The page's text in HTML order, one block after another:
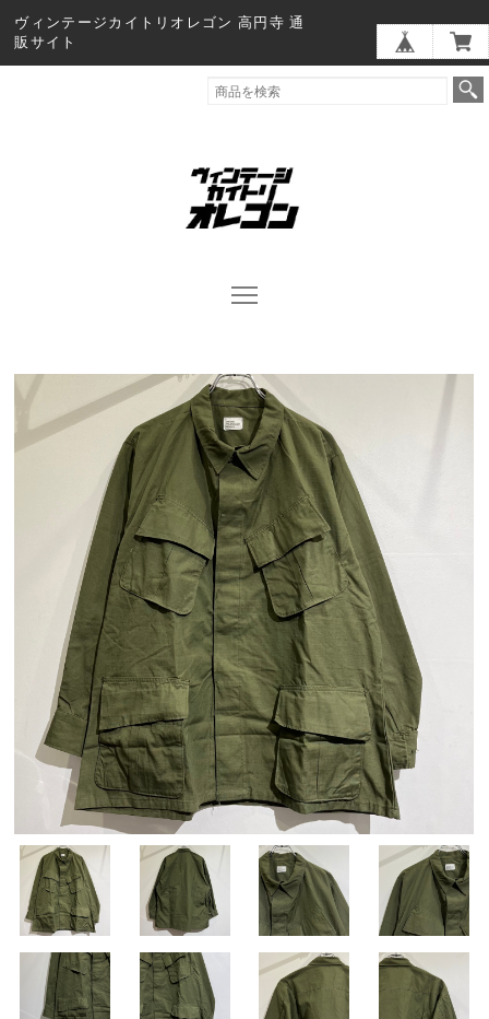
ヴィンテージカイトリオレゴン 高円寺 通
販サイト